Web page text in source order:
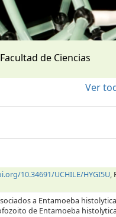
Facultad de Ciencias
Ver
10.34691/UCHILE/HYGI5U,
a Entamoeba
de Entamoeba